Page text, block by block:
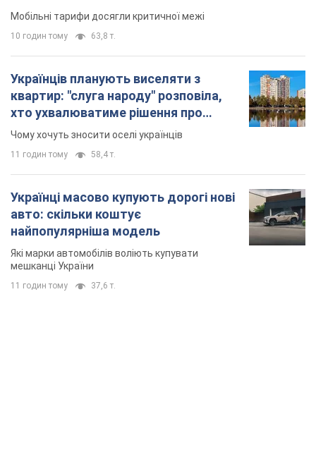
Мобільні тарифи досягли критичної межі
10 годин тому 63,8 т.
Українців планують виселяти з
квартир: "слуга народу" розповіла,
хто ухвалюватиме рішення про
знесення будинків
Чому хочуть зносити оселі українців
11 годин тому 58,4 т.
Українці масово купують дорогі нові
авто: скільки коштує
найпопулярніша модель
Які марки автомобілів воліють купувати
мешканці України
11 годин тому 37,6 т.